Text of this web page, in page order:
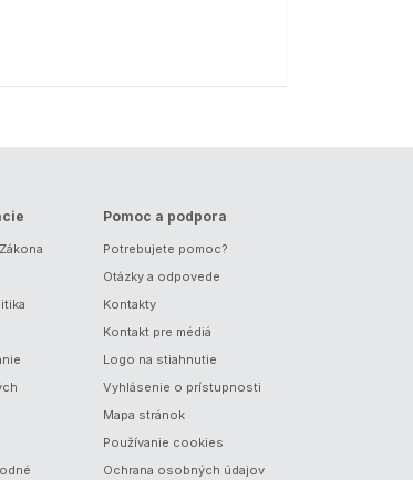
Pomoc a podpora
Potrebujete pomoc?
Otázky a odpovede
Kontakty
Kontakt pre médiá
Logo na stiahnutie
Vyhlásenie o prístupnosti
Mapa stránok
Používanie cookies
Ochrana osobných údajov